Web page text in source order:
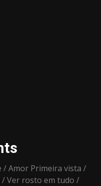
/ Amor Primeira vista /
/ Ver rosto em tudo /